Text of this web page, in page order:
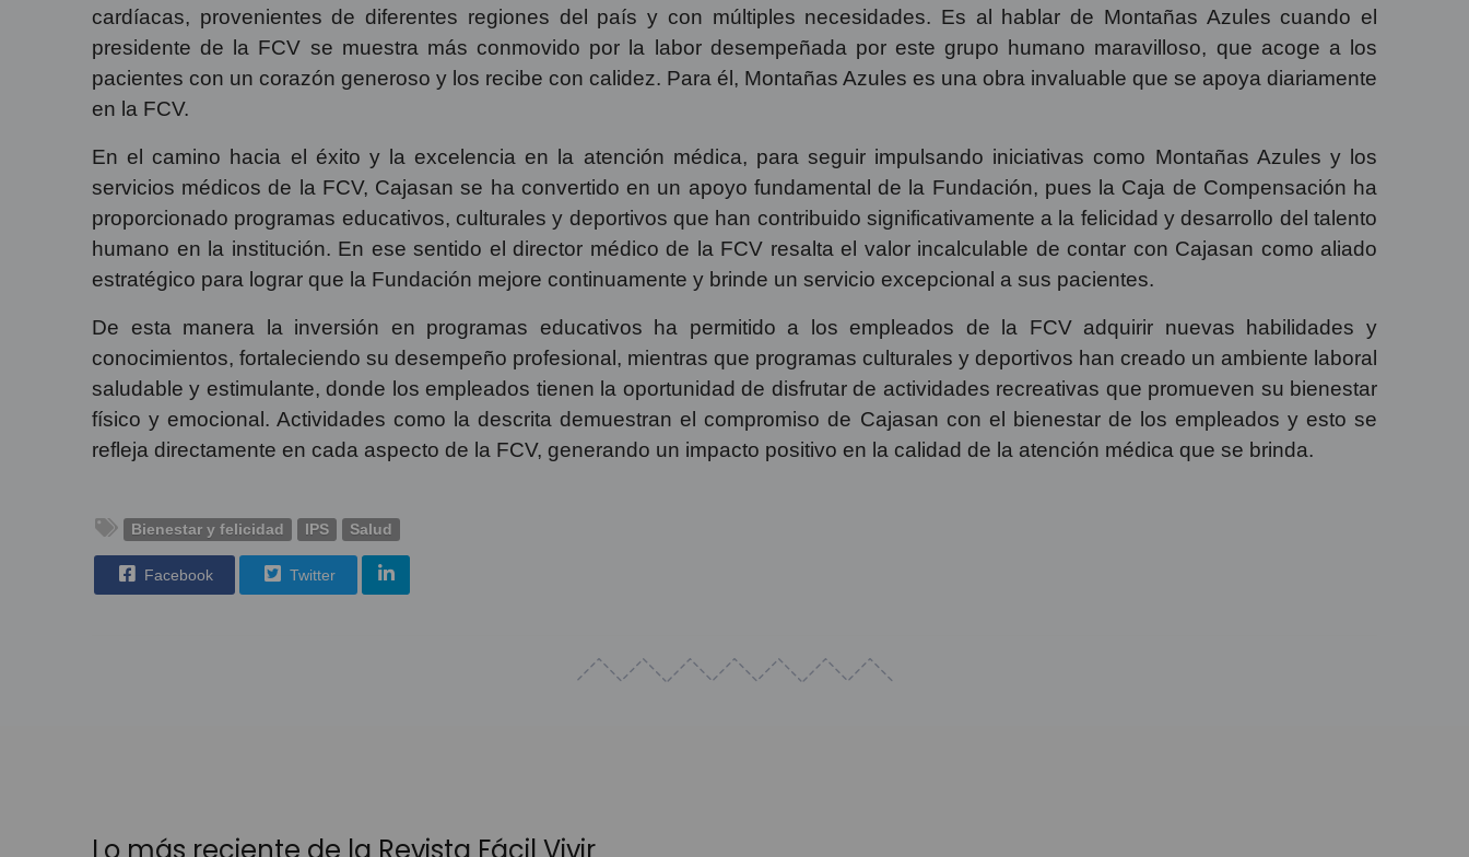
cardíacas, provenientes de diferentes regiones del país y con múltiples necesidades. Es al hablar de Montañas Azules cuando el
presidente de la FCV se muestra más conmovido por la labor desempeñada por este grupo humano maravilloso, que acoge a los
pacientes con un corazón generoso y los recibe con calidez. Para él, Montañas Azules es una obra invaluable que se apoya diariamente
en la FCV.
En el camino hacia el éxito y la excelencia en la atención médica, para seguir impulsando iniciativas como Montañas Azules y los
servicios médicos de la FCV, Cajasan se ha convertido en un apoyo fundamental de la Fundación, pues la Caja de Compensación ha
proporcionado programas educativos, culturales y deportivos que han contribuido significativamente a la felicidad y desarrollo del talento
humano en la institución. En ese sentido el director médico de la FCV resalta el valor incalculable de contar con Cajasan como aliado
estratégico para lograr que la Fundación mejore continuamente y brinde un servicio excepcional a sus pacientes.
De esta manera la inversión en programas educativos ha permitido a los empleados de la FCV adquirir nuevas habilidades y
conocimientos, fortaleciendo su desempeño profesional, mientras que programas culturales y deportivos han creado un ambiente laboral
saludable y estimulante, donde los empleados tienen la oportunidad de disfrutar de actividades recreativas que promueven su bienestar
físico y emocional. Actividades como la descrita demuestran el compromiso de Cajasan con el bienestar de los empleados y esto se
refleja directamente en cada aspecto de la FCV, generando un impacto positivo en la calidad de la atención médica que se brinda.
Bienestar y felicidad IPS Salud
Facebook Twitter
Lo más reciente de la Revista Fácil Vivir